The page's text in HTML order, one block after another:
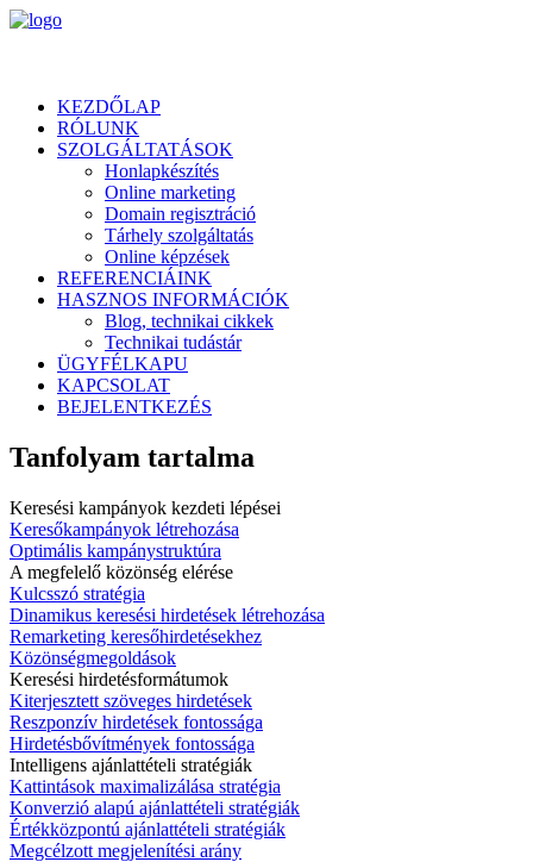
KEZDŐLAP
RÓLUNK
SZOLGÁLTATÁSOK
Honlapkészítés
Online marketing
Domain regisztráció
Tárhely szolgáltatás
Online képzések
REFERENCIÁINK
HASZNOS INFORMÁCIÓK
Blog, technikai cikkek
Technikai tudástár
ÜGYFÉLKAPU
KAPCSOLAT
BEJELENTKEZÉS
Tanfolyam tartalma
Keresési kampányok kezdeti lépései
Keresőkampányok létrehozása
Optimális kampánystruktúra
A megfelelő közönség elérése
Kulcsszó stratégia
Dinamikus keresési hirdetések létrehozása
Remarketing keresőhirdetésekhez
Közönségmegoldások
Keresési hirdetésformátumok
Kiterjesztett szöveges hirdetések
Reszponzív hirdetések fontossága
Hirdetésbővítmények fontossága
Intelligens ajánlattételi stratégiák
Kattintások maximalizálása stratégia
Konverzió alapú ajánlattételi stratégiák
Értékközpontú ajánlattételi stratégiák
Megcélzott megjelenítési arány